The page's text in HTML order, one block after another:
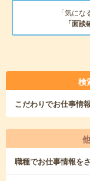
「気に
「面談
検
こだわりでお仕事情
職種でお仕事情報を